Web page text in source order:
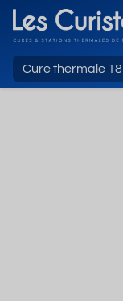
Cure thermale